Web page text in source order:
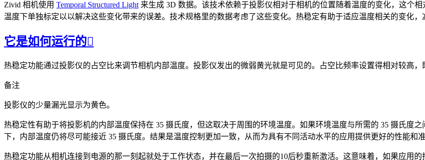
Zivid 相机使用 Temporal Structured Light 来生成 3D 数据。该技术依赖于投影仪相对于相机的位置随着温度的变化，这个
温度下单独标定以以解决这些变化带来的误差。技术规格里的数据考虑了这些变化。热稳定有助于适应温度相关的变化，
它是如何运行的
热稳定功能通过投影仪的占空比来调节相机内部温度。投影仪发出的微弱黄光就是可见的。占空比频率设置得相对较高，
备注
投影仪的少量漏光显示为黄色。
热稳定性有助于将投影机的内部温度保持在 35 摄氏度，但这取决于周围的环境温度。如果环境温度与所需的 35 摄氏度
下，内部温度仍将尽可能接近 35 摄氏度。结果是温度控制更加一致，从而为具有不同活动水平的应用提供更好的性能和准
热稳定功能从相机连接到电源的那一刻起就处于工作状态，并在最后一次拍摄的10后秒重新激活。这意味着，如果应用